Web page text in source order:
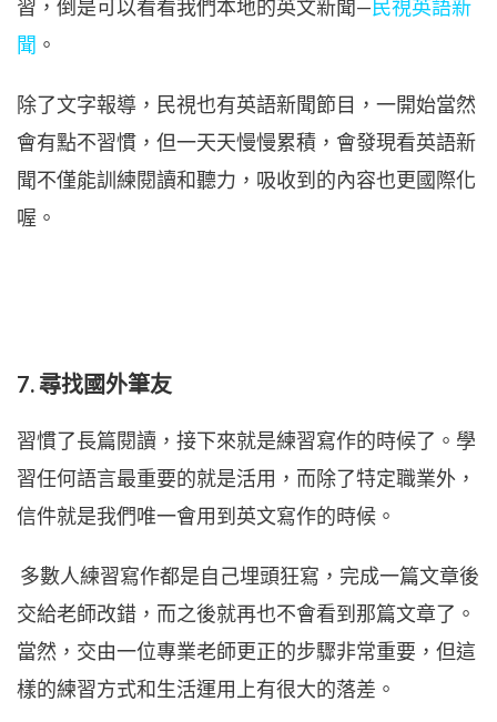
習，倒是可以看看我們本地的英文新聞—民視英語新
聞 。
除了文字報導，民視也有英語新聞節目，一開始當然
會有點不習慣，但一天天慢慢累積，會發現看英語新
聞不僅能訓練閱讀和聽力，吸收到的內容也更國際化
喔。
7. 尋找國外筆友
習慣了長篇閱讀，接下來就是練習寫作的時候了。學
習任何語言最重要的就是活用，而除了特定職業外，
信件就是我們唯一會用到英文寫作的時候。
多數人練習寫作都是自己埋頭狂寫，完成一篇文章後
交給老師改錯，而之後就再也不會看到那篇文章了。
當然，交由一位專業老師更正的步驟非常重要，但這
樣的練習方式和生活運用上有很大的落差。